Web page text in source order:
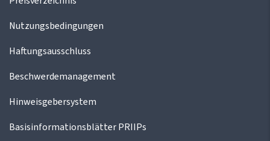
Nutzungsbedingungen
Haftungsausschluss
Beschwerdemanagement
Hinweisgebersystem
Basisinformationsblätter PRIIPs